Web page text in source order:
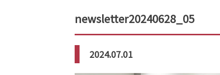
newsletter20240628_05
2024.07.01